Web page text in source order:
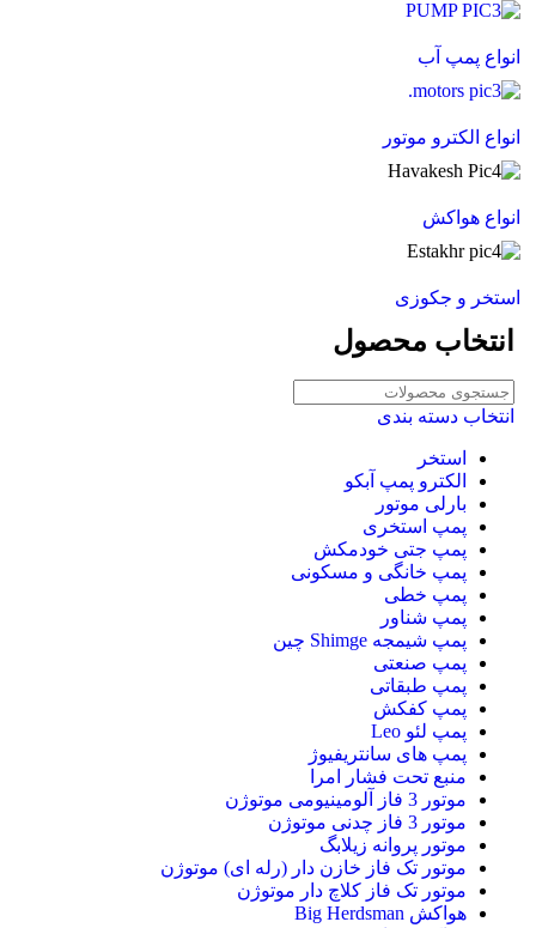
انواع پمپ آب
انواع الکترو موتور
انواع هواکش
استخر و جکوزی
انتخاب محصول
انتخاب دسته بندی
استخر
الکترو پمپ آبکو
بارلی موتور
پمپ استخری
پمپ جتی خودمکش
پمپ خانگی و مسکونی
پمپ خطی
پمپ شناور
پمپ شیمجه Shimge چین
پمپ صنعتی
پمپ طبقاتی
پمپ کفکش
پمپ لئو Leo
پمپ های سانتریفیوژ
منبع تحت فشار امرا
موتور 3 فاز آلومینیومی موتوژن
موتور 3 فاز چدنی موتوژن
موتور پروانه زیلابگ
موتور تک فاز خازن دار (رله ای) موتوژن
موتور تک فاز کلاچ دار موتوژن
هواکش Big Herdsman